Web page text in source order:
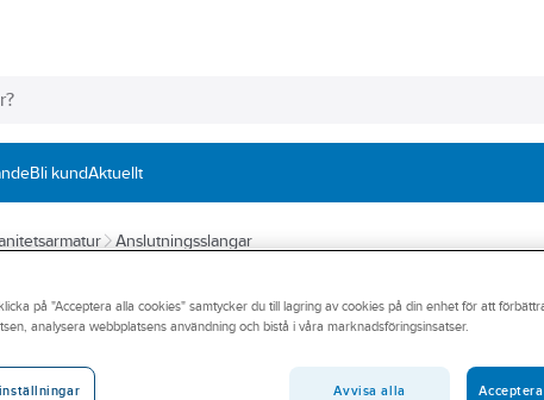
Bli kundAktuellt
Anslutningsslangar
NEOPERL
G10XM10 ANSL.SLANG
Artikelnummer:
8428353
på "Acceptera alla cookies" samtycker du till lagring av cookies på din enhet för att
analysera webbplatsens användning och bistå i våra marknadsföringsinsatser.
Avvisa alla